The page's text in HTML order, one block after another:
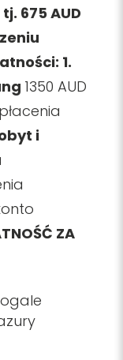
675 AUD
1.
1350 AUD
i
ZA